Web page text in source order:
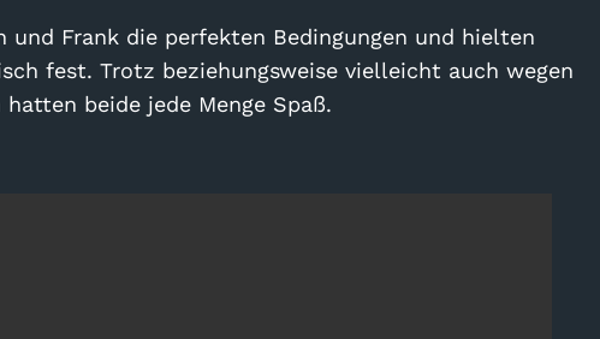
und Frank die perfekten Bedingungen und hielten
fest. Trotz beziehungsweise vielleicht auch wegen
beide jede Menge Spaß.